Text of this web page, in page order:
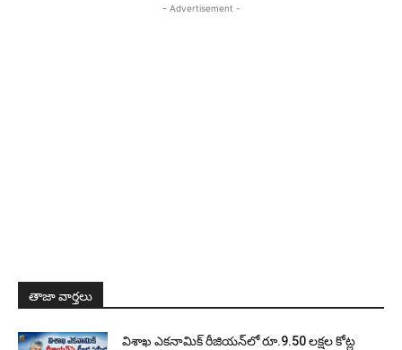
- Advertisement -
తాజా వార్తలు
విశాఖ ఎకనామిక్ రీజియన్‌లో రూ.9.50 లక్షల కోట్ల